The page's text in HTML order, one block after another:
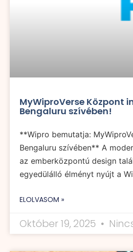
MyWiproVerse Központ
Bengaluru szívében!
**Wipro bemutatja:
Bengaluru szívében** A
az emberközpontú design
egyedülálló élményt nyújt a
ELOLVASOM »
Október 19, 2025